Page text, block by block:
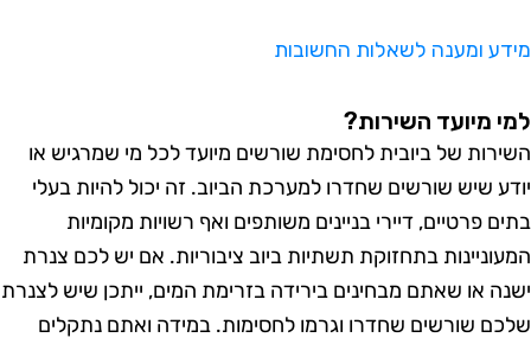
ומענה לשאלות החשובות
מיועד השירות?
של ביובית לחסימת שורשים מיועד לכל מי שמרגיש או
שיש שורשים שחדרו למערכת הביוב. זה יכול להיות בעלי
פרטיים, דיירי בניינים משותפים ואף רשויות מקומיות
בתחזוקת תשתיות ביוב ציבוריות. אם יש לכם צנרת
או שאתם מבחינים בירידה בזרימת המים, ייתכן שיש לצנרת
שורשים שחדרו וגרמו לחסימות. במידה ואתם נתקלים